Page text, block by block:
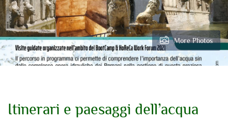
More Photos
Itinerari e paesaggi dell’acqua